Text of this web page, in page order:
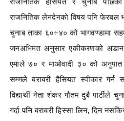
राजनितिक हैसियत र चुनाब
राजनितिक लेनदेनको विषय पनि फेरबल
चुनाब ताका ६०÷४० को भागवण्डामा
जनअभिमत अनुसार एकीकरणको
एमाले ७० र माओवादी ३० को अनुपात
सम्मले बराबरी हैसियत स्वीकार
विद्यार्थी नेता शंकर गौतम दुबै पार्टीले
गर्दा पनि बराबरी हिस्सा लिन, दिन